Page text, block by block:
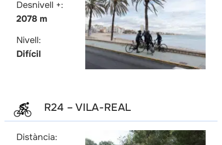
Desnivell +:
2078 m
Nivell:
Difícil
R24 – VILA-REAL
Distància: